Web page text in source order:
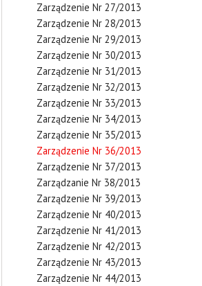
Zarządzenie Nr 27/2013
Zarządzenie Nr 28/2013
Zarządzenie Nr 29/2013
Zarządzenie Nr 30/2013
Zarządzenie Nr 31/2013
Zarządzenie Nr 32/2013
Zarządzenie Nr 33/2013
Zarządzenie Nr 34/2013
Zarządzenie Nr 35/2013
Zarządzenie Nr 36/2013
Zarządzenie Nr 37/2013
Zarządzanie Nr 38/2013
Zarządzenie Nr 39/2013
Zarządzenie Nr 40/2013
Zarządzenie Nr 41/2013
Zarządzenie Nr 42/2013
Zarządzenie Nr 43/2013
Zarządzenie Nr 44/2013